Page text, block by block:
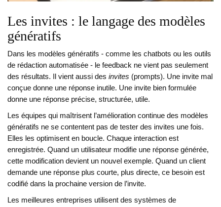
Les invites : le langage des modèles
génératifs
Dans les modèles génératifs - comme les chatbots ou les outils
de rédaction automatisée - le feedback ne vient pas seulement
des résultats. Il vient aussi des invites (prompts). Une invite mal
conçue donne une réponse inutile. Une invite bien formulée
donne une réponse précise, structurée, utile.
Les équipes qui maîtrisent l’amélioration continue des modèles
génératifs ne se contentent pas de tester des invites une fois.
Elles les optimisent en boucle. Chaque interaction est
enregistrée. Quand un utilisateur modifie une réponse générée,
cette modification devient un nouvel exemple. Quand un client
demande une réponse plus courte, plus directe, ce besoin est
codifié dans la prochaine version de l’invite.
Les meilleures entreprises utilisent des systèmes de